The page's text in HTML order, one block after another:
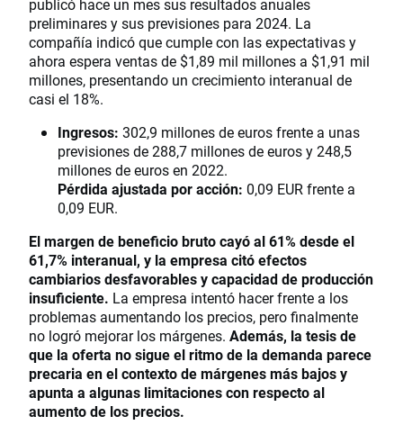
publicó hace un mes sus resultados anuales
preliminares y sus previsiones para 2024. La
compañía indicó que cumple con las expectativas y
ahora espera ventas de $1,89 mil millones a $1,91 mil
millones, presentando un crecimiento interanual de
casi el 18%.
Ingresos: 302,9 millones de euros frente a unas
previsiones de 288,7 millones de euros y 248,5
millones de euros en 2022.
Pérdida ajustada por acción: 0,09 EUR frente a
0,09 EUR.
El margen de beneficio bruto cayó al 61% desde el
61,7% interanual, y la empresa citó efectos
cambiarios desfavorables y capacidad de producción
insuficiente. La empresa intentó hacer frente a los
problemas aumentando los precios, pero finalmente
no logró mejorar los márgenes. Además, la tesis de
que la oferta no sigue el ritmo de la demanda parece
precaria en el contexto de márgenes más bajos y
apunta a algunas limitaciones con respecto al
aumento de los precios.